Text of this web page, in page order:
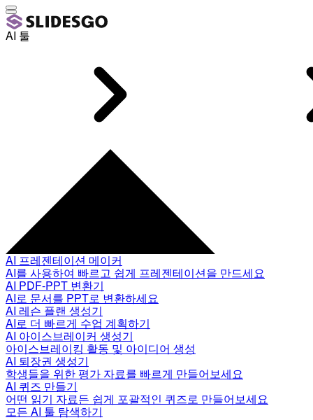
AI 툴
AI 프레젠테이션 메이커
AI를 사용하여 빠르고 쉽게 프레젠테이션을 만드세요
AI PDF-PPT 변환기
AI로 문서를 PPT로 변환하세요
AI 레슨 플랜 생성기
AI로 더 빠르게 수업 계획하기
AI 아이스브레이커 생성기
아이스브레이킹 활동 및 아이디어 생성
AI 퇴장권 생성기
학생들을 위한 평가 자료를 빠르게 만들어보세요
AI 퀴즈 만들기
어떤 읽기 자료든 쉽게 포괄적인 퀴즈로 만들어보세요
모든 AI 툴 탐색하기